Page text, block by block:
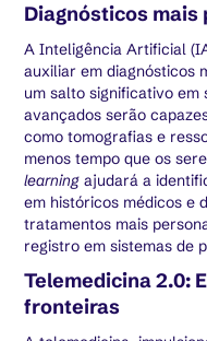
Diagnósticos mais
A Inteligência Artificial
auxiliar em diagnósticos
um salto significativo
avançados serão
como tomografias e
menos tempo que os
learning ajudará a
em históricos médicos e
tratamentos mais
registro em sistemas de
Telemedicina 2.0:
fronteiras